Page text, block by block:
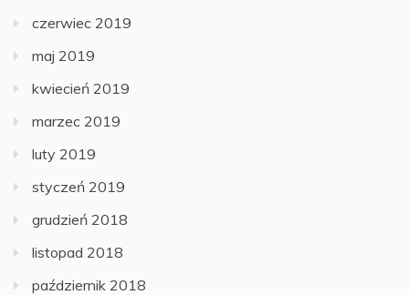
czerwiec 2019
maj 2019
kwiecień 2019
marzec 2019
luty 2019
styczeń 2019
grudzień 2018
listopad 2018
październik 2018